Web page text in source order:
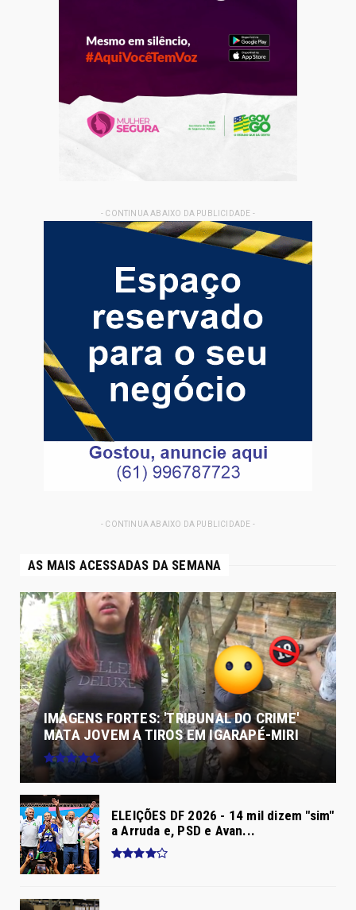
- CONTINUA ABAIXO DA PUBLICIDADE -
- CONTINUA ABAIXO DA PUBLICIDADE -
AS MAIS ACESSADAS DA SEMANA
IMAGENS FORTES: 'TRIBUNAL DO CRIME'
MATA JOVEM A TIROS EM IGARAPÉ-MIRI
ELEIÇÕES DF 2026 - 14 mil dizem "sim"
a Arruda e, PSD e Avan...